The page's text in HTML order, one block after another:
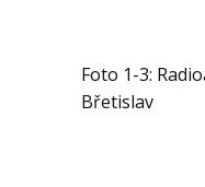
Foto 1-3:
Břetislav